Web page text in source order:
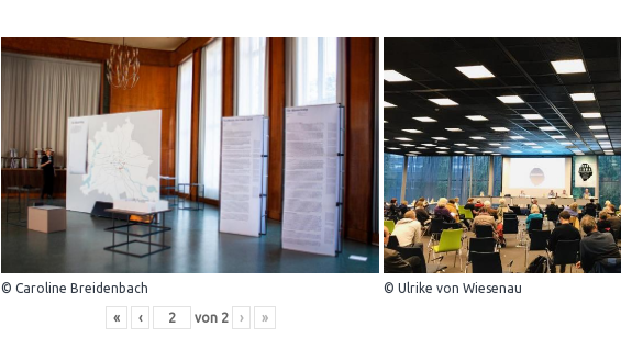
© Caroline Breidenbach © Ulrike von Wiesenau
« ‹ von 2 › »